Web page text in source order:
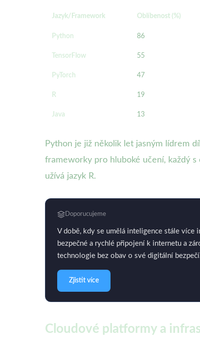
Jazyk/Framework Oblíbenost (%)
Python 86
TensorFlow 55
PyTorch 47
R 19
Java 13
Python je již několik let jasným lídrem
frameworky pro hluboké učení, každý
užívá jazyk R.
Doporucujeme
V době, kdy se umělá inteligence stále více
bezpečné a rychlé připojení k internetu a
technologie bez obav o své digitální
Zjistit více
Cloudové platformy a